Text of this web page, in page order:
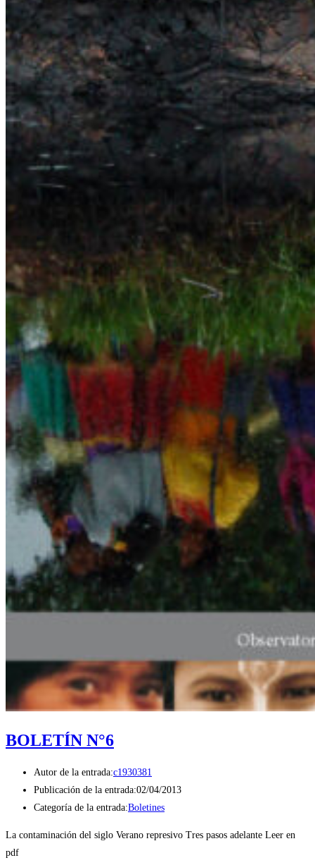
BOLETÍN N°6
Autor de la entrada:c1930381
Publicación de la entrada:02/04/2013
Categoría de la entrada:Boletines
La contaminación del siglo Verano represivo Tres pasos adelante Leer en
pdf